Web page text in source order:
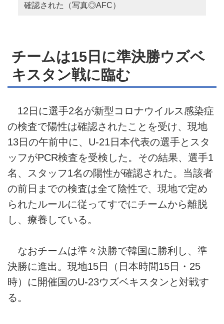
確認された（写真◎AFC）
チームは15日に準決勝ウズベ
キスタン戦に臨む
12日に選手2名が新型コロナウイルス感染症
の検査で陽性は確認されたことを受け、現地
13日の午前中に、U-21日本代表の選手とスタ
ッフがPCR検査を受検した。その結果、選手1
名、スタッフ1名の陽性が確認された。当該者
の前日までの検査は全て陰性で、現地で定め
られたルールに従ってすでにチームから離脱
し、療養している。
なおチームは準々決勝で韓国に勝利し、準
決勝に進出。現地15日（日本時間15日・25
時）に開催国のU-23ウズベキスタンと対戦す
る。